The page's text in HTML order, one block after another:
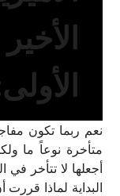
نعم ربما تكون
متأخرة نوعاً ما
أجعلها لا تتأخر